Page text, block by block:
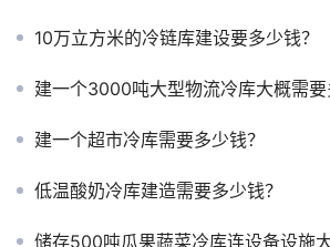
10万立方米的冷链库建设要多少钱？
建一个3000吨大型物流冷库大概需要
建一个超市冷库需要多少钱？
低温酸奶冷库建造需要多少钱？
储存500吨瓜果蔬菜冷库连设备设施